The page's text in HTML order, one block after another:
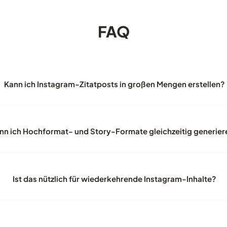
FAQ
Kann ich Instagram-Zitatposts in großen Mengen erstellen?
ich Hochformat- und Story-Formate gleichzeitig
Ist das nützlich für wiederkehrende Instagram-Inhalte?